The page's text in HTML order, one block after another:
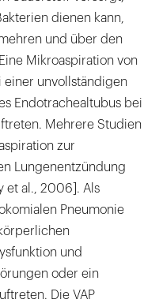
dienen kann,
und über den
Mikroaspiration von
einer unvollständigen
Endotrachealtubus bei
Mehrere Studien
zur
Lungenentzündung
et al., 2006]. Als
Pneumonie
und
oder ein
Die VAP